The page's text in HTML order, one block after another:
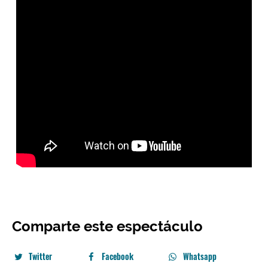
Comparte este espectáculo
Twitter Facebook Whatsapp